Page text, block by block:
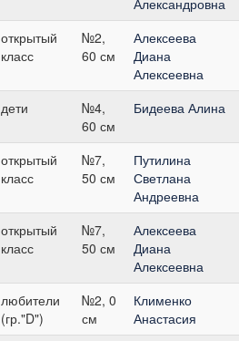
открытый
класс
№2,
60 см
Алексеева
Диана
Алексеевна
дети
№4,
60 см
Бидеева Алина
открытый
класс
№7,
50 см
Путилина
Светлана
Андреевна
открытый
класс
№7,
50 см
Алексеева
Диана
Алексеевна
любители
(гр."D")
№2, 0
см
Клименко
Анастасия